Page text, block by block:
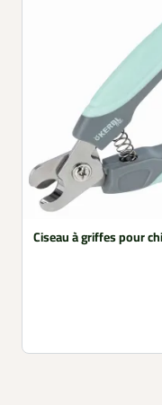
Ciseau à griffes pour